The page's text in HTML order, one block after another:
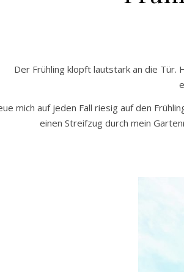
Der Frühling klopft lautstark an die Tür.
mich auf jeden Fall riesig auf den
einen Streifzug durch mein